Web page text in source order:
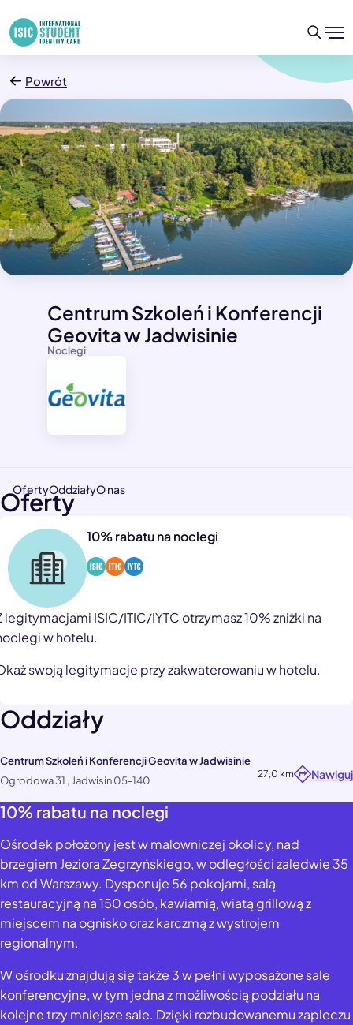
Powrót
Noclegi
Centrum Szkoleń i Konferencji
Geovita w Jadwisinie
OfertyOddziałyO nas
Oferty
10% rabatu na noclegi
legitymacjami ISIC/ITIC/IYTC otrzymasz 10% zniżki na
w hotelu.
swoją legitymacje przy zakwaterowaniu w hotelu.
Oddziały
Centrum Szkoleń i Konferencji Geovita w Jadwisinie
Ogrodowa 31 , Jadwisin 05-140
27,0 km Nawiguj
10% rabatu na noclegi
Ośrodek położony jest w malowniczej okolicy, nad
brzegiem Jeziora Zegrzyńskiego, w odległości zaledwie 35
km od Warszawy. Dysponuje 56 pokojami, salą
restauracyjną na 150 osób, kawiarnią, wiatą grillową z
miejscem na ognisko oraz karczmą z wystrojem
regionalnym.
W ośrodku znajdują się także 3 w pełni wyposażone sale
konferencyjne, w tym jedna z możliwością podziału na
kolejne trzy mniejsze sale. Dzięki rozbudowanemu zapleczu